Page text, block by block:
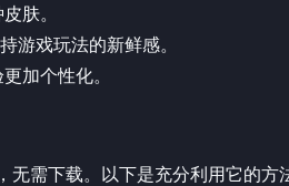
肤。
游戏玩法的新鲜感。
加个性化。
需下载。以下是充分利用它的方